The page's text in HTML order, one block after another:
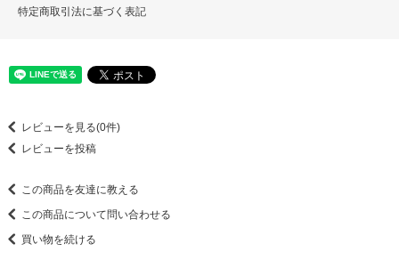
特定商取引法に基づく表記
レビューを見る(0件)
レビューを投稿
この商品を友達に教える
この商品について問い合わせる
買い物を続ける